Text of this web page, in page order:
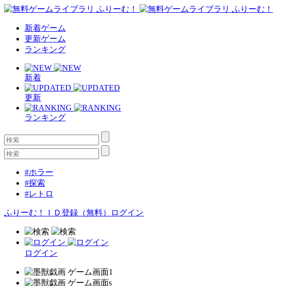
新着ゲーム
更新ゲーム
ランキング
新着
更新
ランキング
#ホラー
#探索
#レトロ
ふりーむ！ＩＤ登録（無料） ログイン
ログイン